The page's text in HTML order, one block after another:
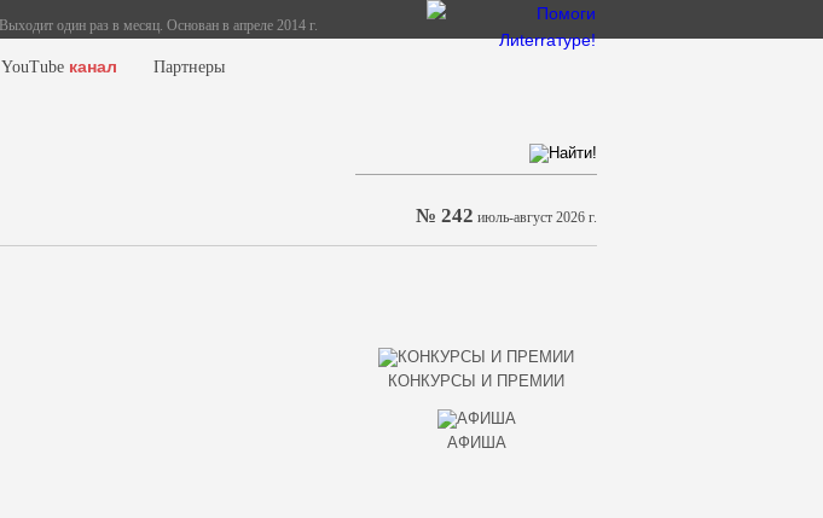
Выходит один раз в месяц. Основан в апреле 2014 г.
YouTube канал Партнеры
№ 242 июль-август 2026 г.
КОНКУРСЫ И ПРЕМИИ
АФИША